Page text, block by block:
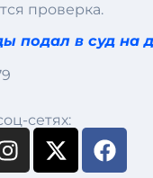
проверка.
подал в суд на
сетях: